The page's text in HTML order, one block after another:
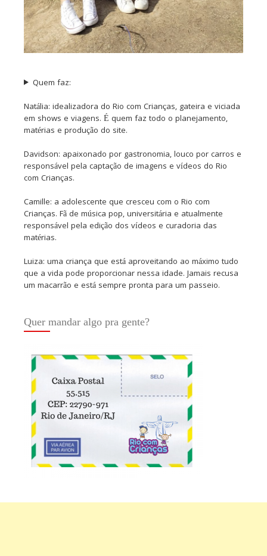
Quem faz:
Natália: idealizadora do Rio com Crianças, gateira e viciada
em shows e viagens. É quem faz todo o planejamento,
matérias e produção do site.
Davidson: apaixonado por gastronomia, louco por carros e
responsável pela captação de imagens e vídeos do Rio
com Crianças.
Camille: a adolescente que cresceu com o Rio com
Crianças. Fã de música pop, universitária e atualmente
responsável pela edição dos vídeos e curadoria das
matérias.
Luiza: uma criança que está aproveitando ao máximo tudo
que a vida pode proporcionar nessa idade. Jamais recusa
um macarrão e está sempre pronta para um passeio.
Quer mandar algo pra gente?